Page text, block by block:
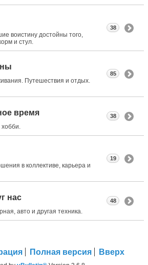
воистину достойны того,
и стул.
38
Путешествия и отдых.
85
время 38
в коллективе, карьера и
19
нас
авто и другая техника.
48
Полная версия Вверх